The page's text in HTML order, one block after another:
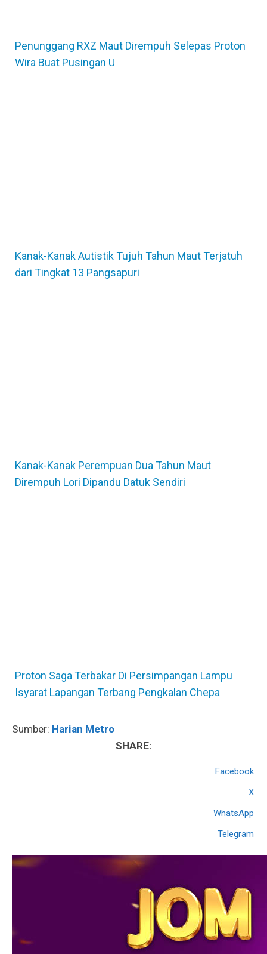
Penunggang RXZ Maut Dirempuh Selepas Proton
Wira Buat Pusingan U
Kanak-Kanak Autistik Tujuh Tahun Maut Terjatuh
dari Tingkat 13 Pangsapuri
Kanak-Kanak Perempuan Dua Tahun Maut
Dirempuh Lori Dipandu Datuk Sendiri
Proton Saga Terbakar Di Persimpangan Lampu
Isyarat Lapangan Terbang Pengkalan Chepa
Sumber: Harian Metro
SHARE:
Facebook
X
WhatsApp
Telegram